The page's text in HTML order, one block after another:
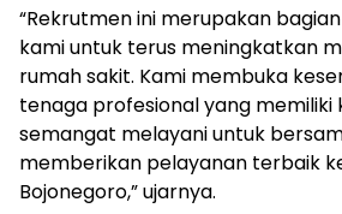
“Rekrutmen ini merupakan
kami untuk terus meningkatkan
rumah sakit. Kami membuka
tenaga profesional yang memiliki
semangat melayani untuk
memberikan pelayanan terbaik
Bojonegoro,” ujarnya.